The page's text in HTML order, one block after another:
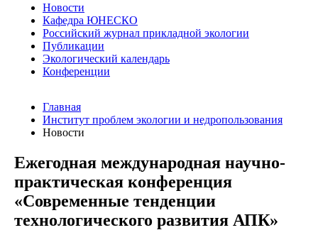
Новости
Кафедра ЮНЕСКО
Российский журнал прикладной экологии
Публикации
Экологический календарь
Конференции
Главная
Институт проблем экологии и недропользования
Новости
Ежегодная международная научно-
практическая конференция
«Современные тенденции
технологического развития АПК»